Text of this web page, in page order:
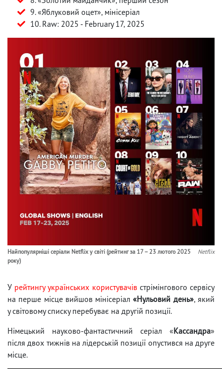
9. «Яблуковий оцет», мінісеріал
10. Raw: 2025 - February 17, 2025
Найпопулярніші серіали Netflix у світі (рейтинг за 17 – 23 лютого 2025
року)
Netflix
У рейтингу українських користувачівстрімінгового сервісу
на перше місце вийшов мінісеріал«Нульовий день», який
у світовому списку перебуває на другій позиції.
Німецький науково-фантастичний серіал «Кассандра»
після двох тижнів на лідерській позиції опустився на друге
місце.